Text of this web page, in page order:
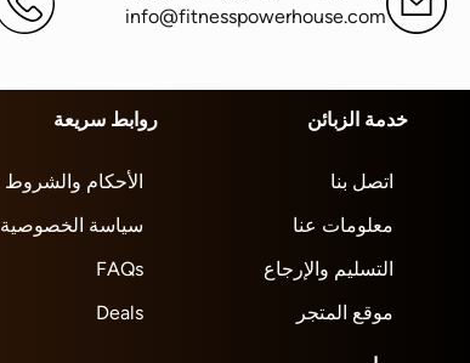
info@fitnesspowerhouse.com
خدمة الزبائن
اتصل بنا
معلومات عنا
التسليم والإرجاع
موقع المتجر
روابط سريعة
الأحكام والشروط
سياسة الخصوصية
FAQs
Deals